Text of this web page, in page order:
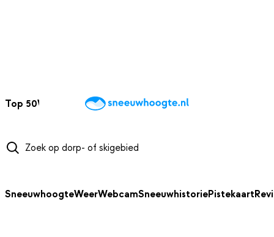
Top 50Webcams WintersportweerKaarten
SneeuwhoogteWeerWebcamSneeuwhistoriePistekaart